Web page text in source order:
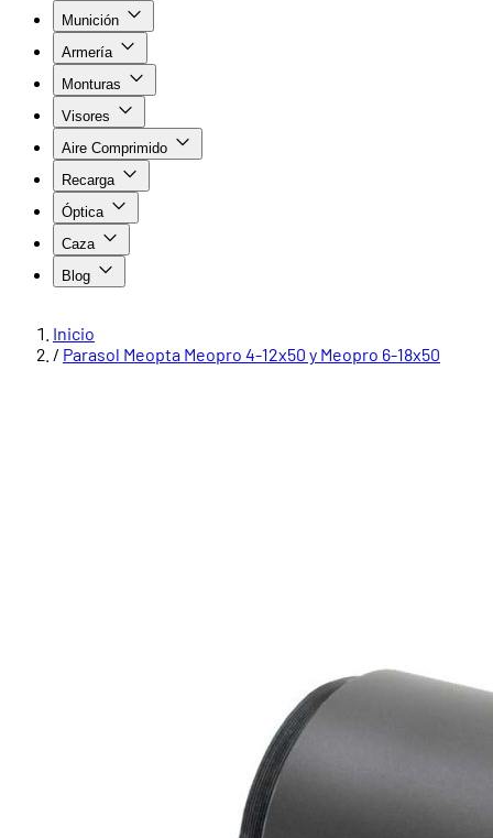
Munición
Armería
Monturas
Visores
Aire Comprimido
Recarga
Óptica
Caza
Blog
Inicio
/ Parasol Meopta Meopro 4-12x50 y Meopro 6-18x50